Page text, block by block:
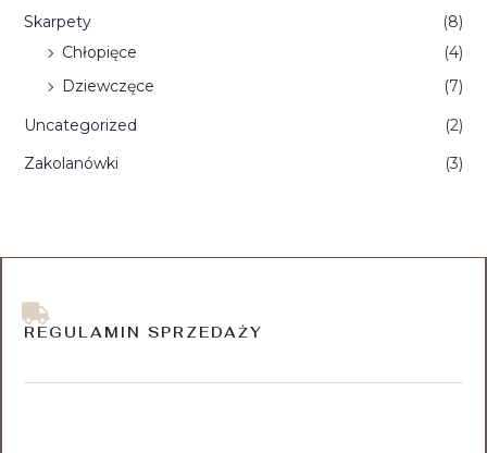
Skarpety
(8)
Chłopięce
(4)
Dziewczęce
(7)
Uncategorized
(2)
Zakolanówki
(3)
REGULAMIN SPRZEDAŻY